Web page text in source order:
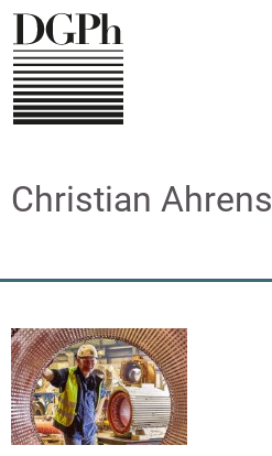
Direkt
zum
Inhalt
Christian Ahrens